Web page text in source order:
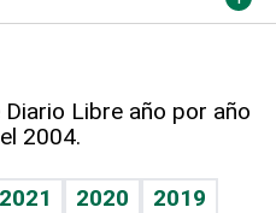
Libre año por año
2004.
2021 2020
2019